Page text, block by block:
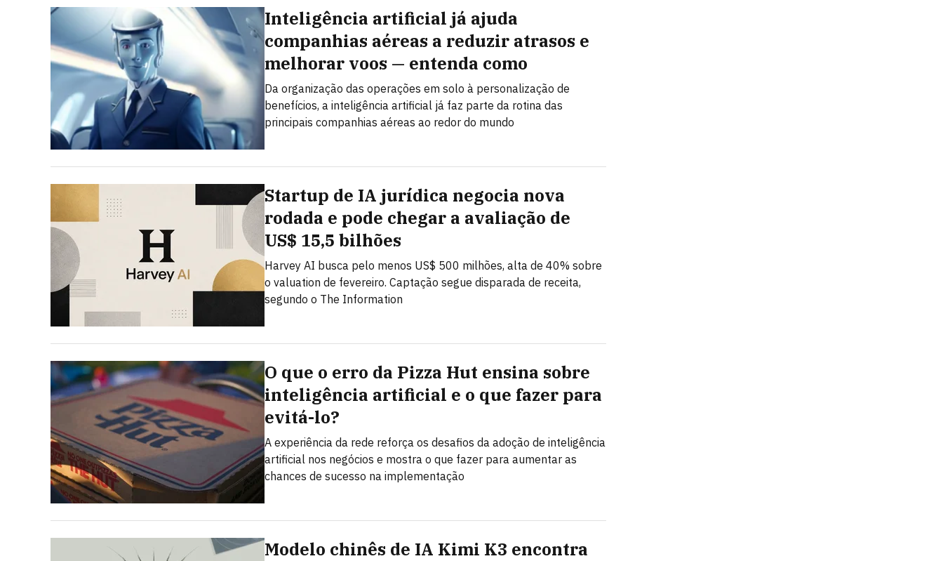
Inteligência artificial já ajuda
companhias aéreas a reduzir atrasos e
melhorar voos — entenda como
Da organização das operações em solo à personalização de
benefícios, a inteligência artificial já faz parte da rotina das
principais companhias aéreas ao redor do mundo
Startup de IA jurídica negocia nova
rodada e pode chegar a avaliação de
US$ 15,5 bilhões
Harvey AI busca pelo menos US$ 500 milhões, alta de 40% sobre
o valuation de fevereiro. Captação segue disparada de receita,
segundo o The Information
O que o erro da Pizza Hut ensina sobre
inteligência artificial e o que fazer para
evitá-lo?
A experiência da rede reforça os desafios da adoção de inteligência
artificial nos negócios e mostra o que fazer para aumentar as
chances de sucesso na implementação
Modelo chinês de IA Kimi K3 encontra